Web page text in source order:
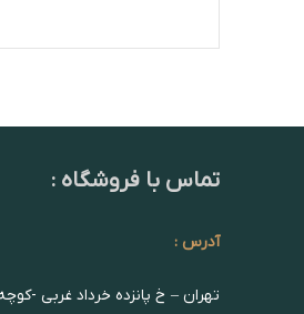
تماس با فروشگاه :
آدرس :
تهران – خ پانزده خرداد غربی -